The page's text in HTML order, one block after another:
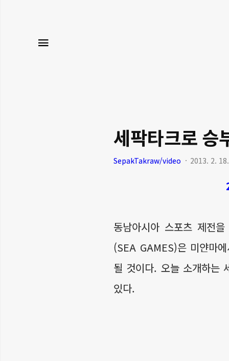
세팍타크로
SepakTakraw/video 2013. 2. 18.
동남아시아 스포츠 제전
(SEA GAMES)은 미얀마
될 것이다. 오늘 소개하는
있다.